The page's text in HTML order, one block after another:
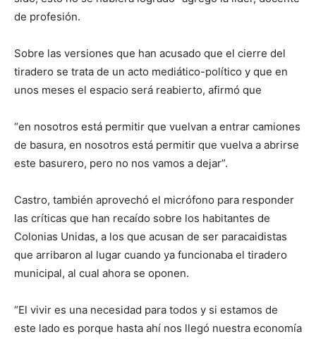
de profesión.
Sobre las versiones que han acusado que el cierre del
tiradero se trata de un acto mediático-político y que en
unos meses el espacio será reabierto, afirmó que
“en nosotros está permitir que vuelvan a entrar camiones
de basura, en nosotros está permitir que vuelva a abrirse
este basurero, pero no nos vamos a dejar”.
Castro, también aprovechó el micrófono para responder
las críticas que han recaído sobre los habitantes de
Colonias Unidas, a los que acusan de ser paracaidistas
que arribaron al lugar cuando ya funcionaba el tiradero
municipal, al cual ahora se oponen.
“El vivir es una necesidad para todos y si estamos de
este lado es porque hasta ahí nos llegó nuestra economía